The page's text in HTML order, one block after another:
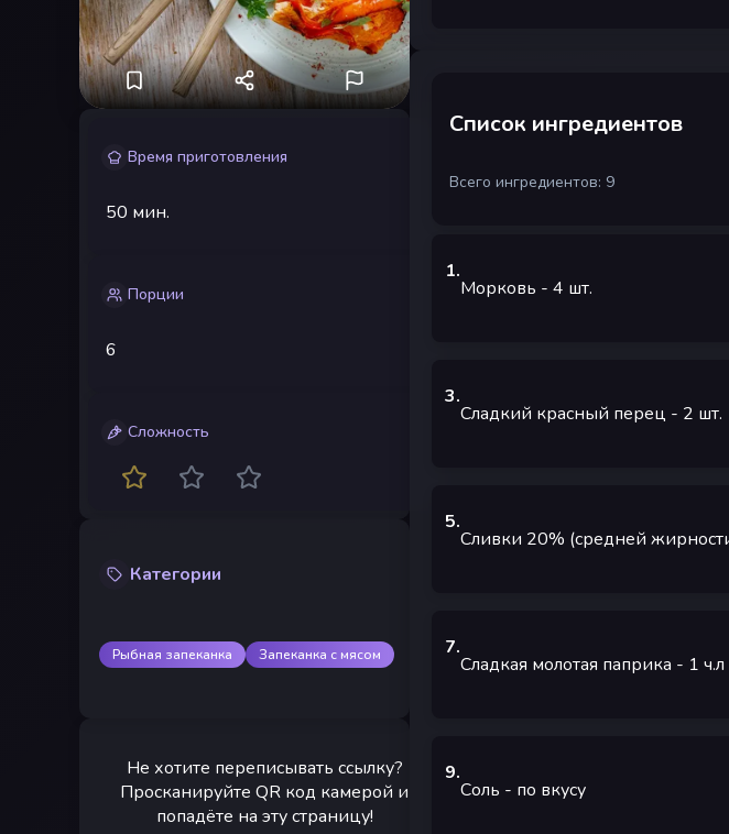
Время приготовления
50 мин.
Порции
6
Сложность
Категории
Рыбная запеканка Запеканка с мясом
Не хотите переписывать ссылку?
Просканируйте QR код камерой и
попадёте на эту страницу!
Список ингредиентов
Всего ингредиентов: 9
1.
Морковь - 4 шт.
3.
Сладкий красный перец - 2 шт.
5.
Сливки 20% (средней
7.
Сладкая молотая паприка - 1 ч.л
9.
Соль - по вкусу